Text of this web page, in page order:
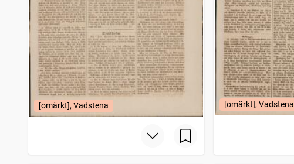
[omärkt], Vadstena [omärkt], Vadstena